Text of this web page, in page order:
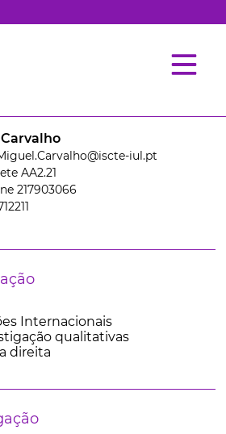
iul.pt
AA2.21
217903066
Internacionais
qualitativas
direita